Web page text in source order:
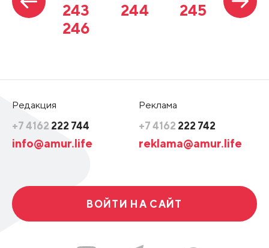
243
244
245
246
Редакция
+7 4162 222 744
info@amur.life
Реклама
+7 4162 222 742
reklama@amur.life
ВОЙТИ НА САЙТ